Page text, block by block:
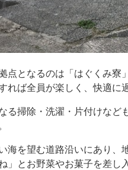
点となるのは「はぐくみ寮
れば全員が楽しく、快適に
る掃除・洗濯・片付けなど
海を望む道路沿いにあり、
」とお野菜やお菓子を差